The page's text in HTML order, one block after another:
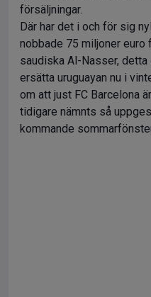
försäljningar.
Där har det i och för sig
nobbade 75 miljoner euro
saudiska Al-Nasser,
ersätta uruguayan nu i
om att just FC Barcelona
tidigare nämnts så
kommande